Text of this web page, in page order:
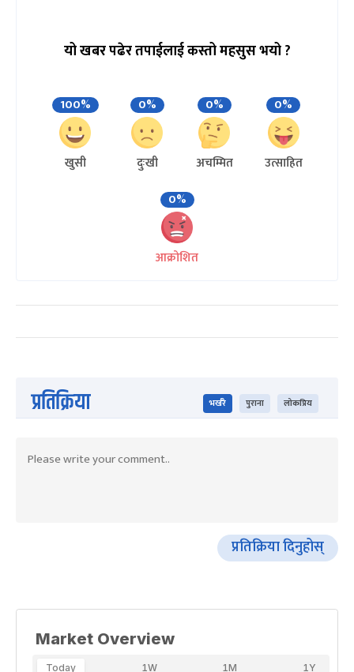
यो खबर पढेर तपाईलाई कस्तो महसुस भयो ?
100%
खुसी
0%
दुःखी
0%
अचम्मित
0%
उत्साहित
0%
आक्रोशित
प्रतिक्रिया भर्खरै पुराना लोकप्रिय
प्रतिक्रिया दिनुहोस्